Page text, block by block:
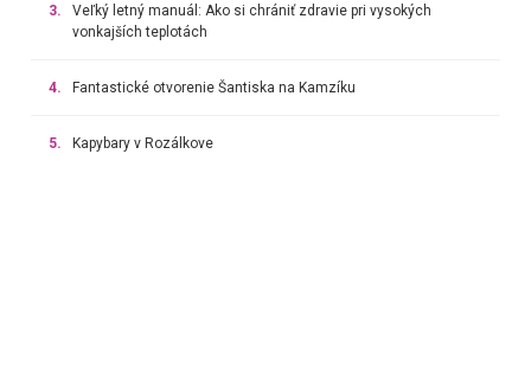
3.
Veľký letný manuál: Ako si chrániť zdravie pri vysokých
vonkajších teplotách
4. Fantastické otvorenie Šantiska na Kamzíku
5. Kapybary v Rozálkove